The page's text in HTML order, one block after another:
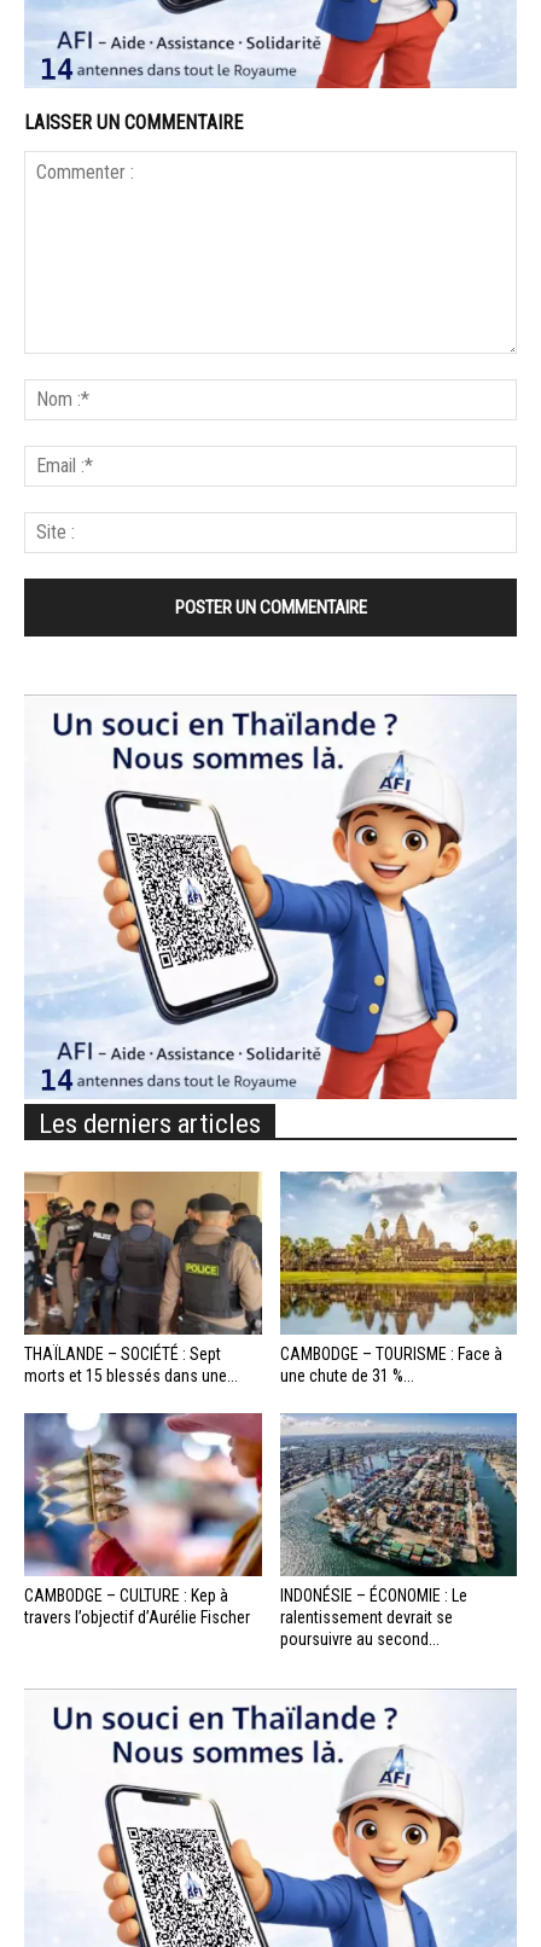
LAISSER UN COMMENTAIRE
Les derniers articles
THAÏLANDE – SOCIÉTÉ : Sept
morts et 15 blessés dans une...
CAMBODGE – TOURISME : Face à
une chute de 31 %...
CAMBODGE – CULTURE : Kep à
travers l’objectif d’Aurélie Fischer
INDONÉSIE – ÉCONOMIE : Le
ralentissement devrait se
poursuivre au second...